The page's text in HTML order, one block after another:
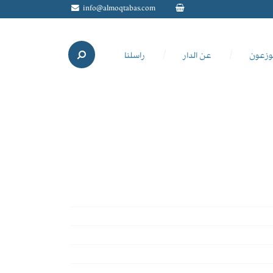
info@almoqtabas.com
عن الدار راسلنا